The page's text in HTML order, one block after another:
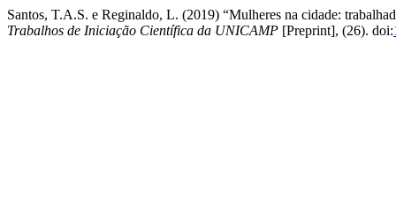
Santos, T.A.S. e Reginaldo, L. (2019) “Mulheres na cidade:
Trabalhos de Iniciação Científica da UNICAMP [Preprint], (26). doi: